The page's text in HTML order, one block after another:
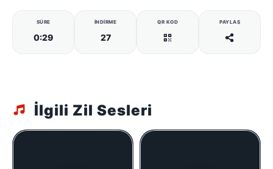
SÜRE
0:29
İNDIRME
27
QR KOD PAYLAŞ
İlgili Zil Sesleri